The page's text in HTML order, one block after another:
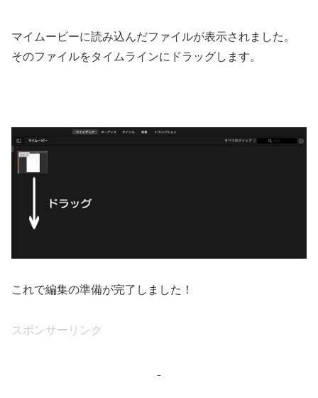
マイムービーに読み込んだファイルが表示されました。
そのファイルをタイムラインにドラッグします。
これで編集の準備が完了しました！
スポンサーリンク